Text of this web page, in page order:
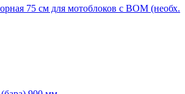
75 см для мотоблоков с ВОМ (необх.